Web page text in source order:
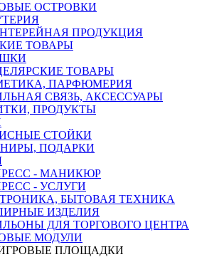
ОСТРОВКИ
ПРОДУКЦИЯ
ТОВАРЫ
ТОВАРЫ
ПАРФЮМЕРИЯ
СВЯЗЬ, АКСЕССУАРЫ
ПРОДУКТЫ
СТОЙКИ
ПОДАРКИ
- МАНИКЮР
- УСЛУГИ
БЫТОВАЯ ТЕХНИКА
ИЗДЕЛИЯ
ДЛЯ ТОРГОВОГО ЦЕНТРА
МОДУЛИ
ПЛОЩАДКИ